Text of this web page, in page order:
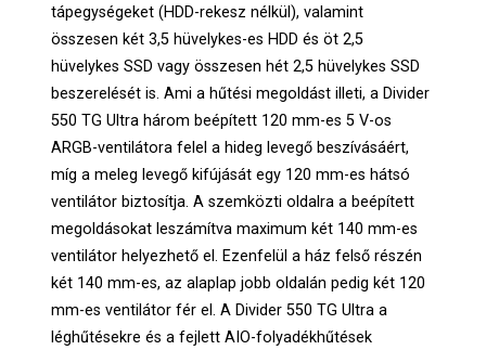
tápegységeket (HDD-rekesz nélkül), valamint
összesen két 3,5 hüvelykes-es HDD és öt 2,5
hüvelykes SSD vagy összesen hét 2,5 hüvelykes SSD
beszerelését is. Ami a hűtési megoldást illeti, a Divider
550 TG Ultra három beépített 120 mm-es 5 V-os
ARGB-ventilátora felel a hideg levegő beszívásáért,
míg a meleg levegő kifújását egy 120 mm-es hátsó
ventilátor biztosítja. A szemközti oldalra a beépített
megoldásokat leszámítva maximum két 140 mm-es
ventilátor helyezhető el. Ezenfelül a ház felső részén
két 140 mm-es, az alaplap jobb oldalán pedig két 120
mm-es ventilátor fér el. A Divider 550 TG Ultra a
léghűtésekre és a fejlett AIO-folyadékhűtések